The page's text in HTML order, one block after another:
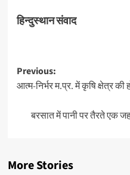
हिन्दुस्थान संवाद
Post
navigation
Previous:
आत्म-निर्भर म.प्र. में कृषि क्षेत्र की
बरसात में पानी पर तैरते एक
More Stories